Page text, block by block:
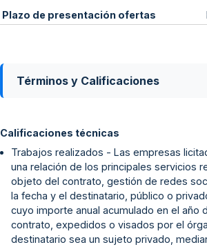
Plazo de presentación ofertas
Términos y Calificaciones
Calificaciones técnicas
Trabajos realizados - Las empresas
una relación de los principales servicios
objeto del contrato, gestión de redes
la fecha y el destinatario, público o
cuyo importe anual acumulado en el año
contrato, expedidos o visados por el
destinatario sea un sujeto privado,